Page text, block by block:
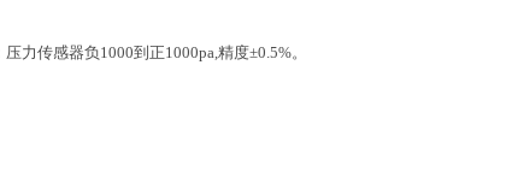
压力传感器负1000到正1000pa,精度±0.5%。